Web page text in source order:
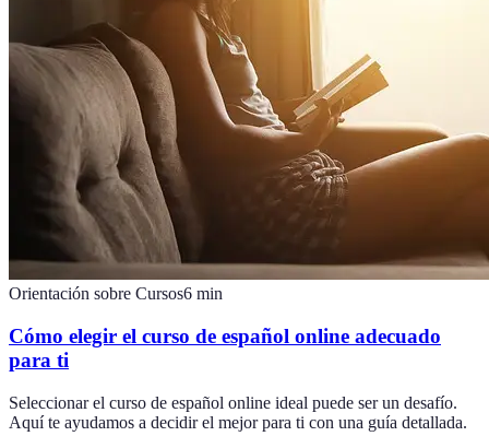
Orientación sobre Cursos6 min
Cómo elegir el curso de español online adecuado
para ti
Seleccionar el curso de español online ideal puede ser un desafío.
Aquí te ayudamos a decidir el mejor para ti con una guía detallada.